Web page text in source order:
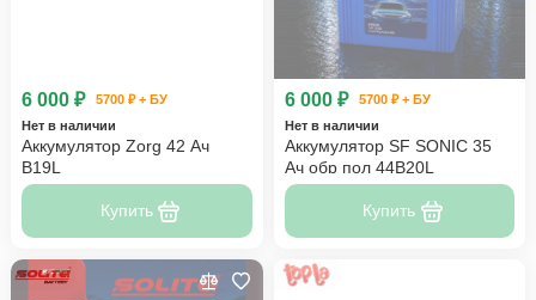
6 000 ₽
5700 ₽ + БУ
Нет в наличии
Аккумулятор Zorg 42 Ач
B19L
Купить
6 000 ₽
5700 ₽ + БУ
Нет в наличии
Аккумулятор SF SONIC 35
Ач обр пол 44B20L
Купить